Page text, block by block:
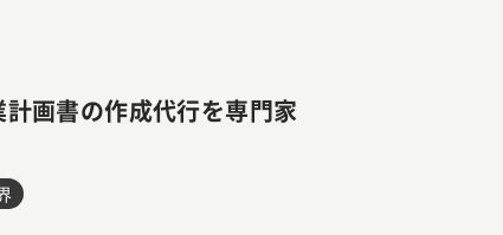
画書の作成代行を専門家